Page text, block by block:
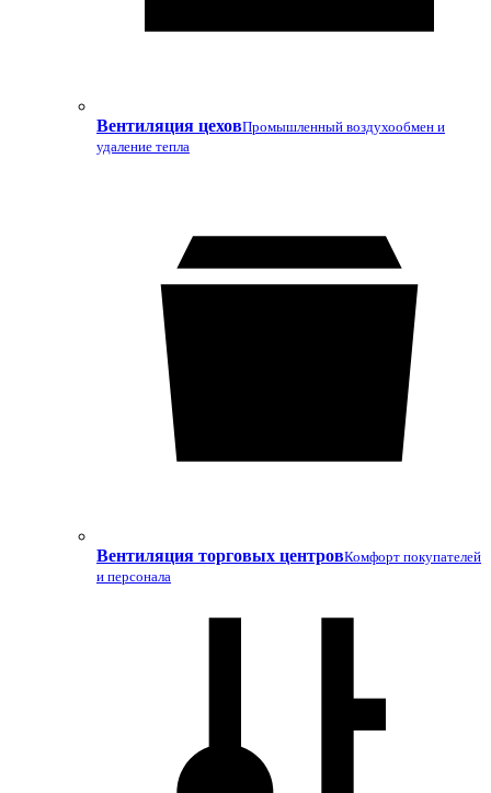
Вентиляция цеховПромышленный воздухообмен и
удаление тепла
Вентиляция торговых центровКомфорт покупателей
и персонала